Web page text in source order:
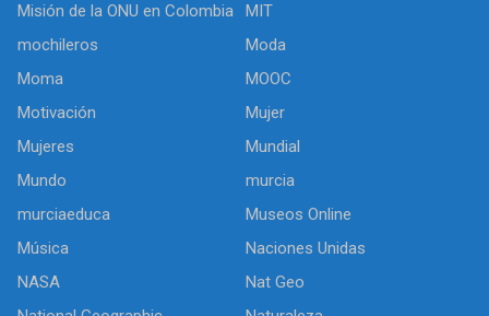
Misión de la ONU en Colombia
MIT
mochileros
Moda
Moma
MOOC
Motivación
Mujer
Mujeres
Mundial
Mundo
murcia
murciaeduca
Museos Online
Música
Naciones Unidas
NASA
Nat Geo